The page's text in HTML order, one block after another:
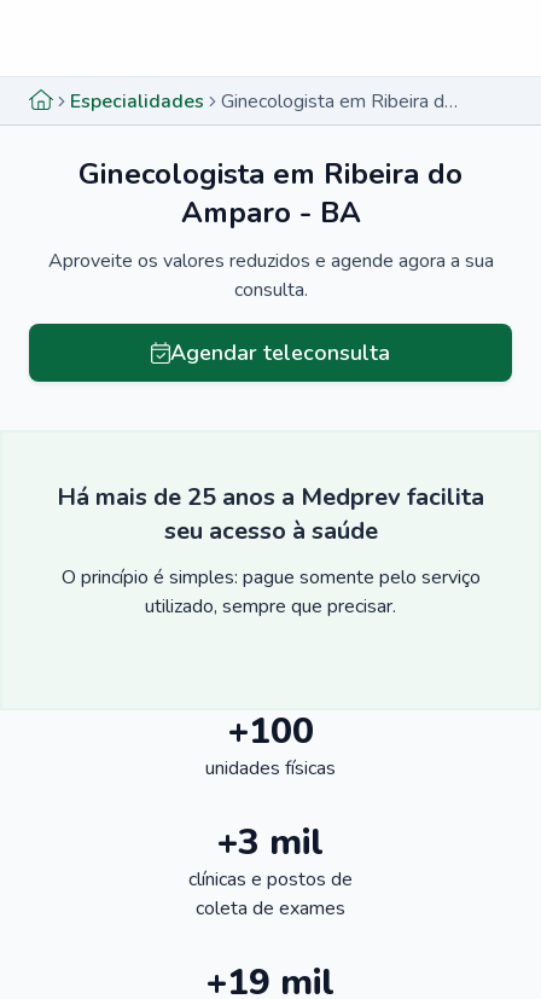
Especialidades Ginecologista em Ribeira do Amparo - BA
Ginecologista em Ribeira do
Amparo - BA
Aproveite os valores reduzidos e agende agora a sua
consulta.
Agendar teleconsulta
Há mais de 25 anos a Medprev facilita
seu acesso à saúde
O princípio é simples: pague somente pelo serviço
utilizado, sempre que precisar.
+100
unidades físicas
+3 mil
clínicas e postos de
coleta de exames
+19 mil